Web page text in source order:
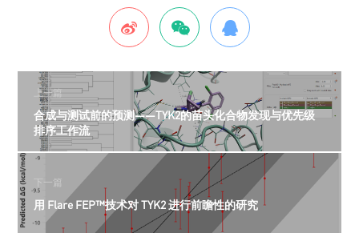
上一篇
合成与测试前的预测——TYK2的苗头化合物发现与优先级
排序工作流
下一篇
用 Flare FEP™技术对 TYK2 进行前瞻性的研究